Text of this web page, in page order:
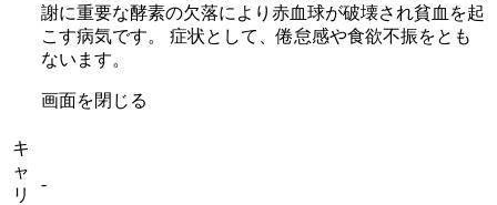
謝に重要な酵素の欠落により赤血球が破壊され貧血を起
こす病気です。 症状として、倦怠感や食欲不振をとも
ないます。
画面を閉じる
キ
ャ
リ
-